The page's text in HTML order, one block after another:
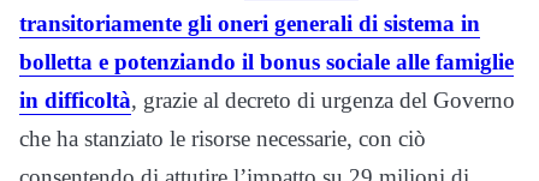
transitoriamente gli oneri generali di sistema in
bolletta e potenziando il bonus sociale alle famiglie
in difficoltà, grazie al decreto di urgenza del Governo
che ha stanziato le risorse necessarie, con ciò